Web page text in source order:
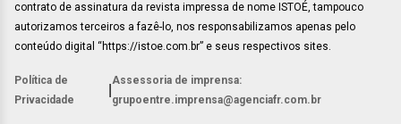
contrato de assinatura da revista impressa de nome ISTOÉ, tampouco
autorizamos terceiros a fazê-lo, nos responsabilizamos apenas pelo
conteúdo digital “https://istoe.com.br” e seus respectivos sites.
Política de
Privacidade
Assessoria de imprensa:
grupoentre.imprensa@agenciafr.com.br